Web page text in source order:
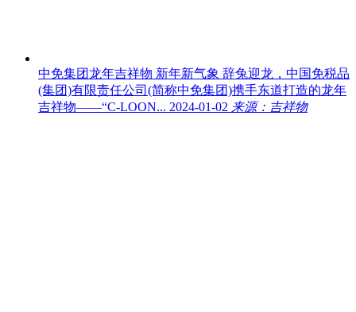
中免集团龙年吉祥物 新年新气象 辞兔迎龙，中国免税品
(集团)有限责任公司(简称中免集团)携手东道打造的龙年
吉祥物——“C-LOON... 2024-01-02 来源：吉祥物